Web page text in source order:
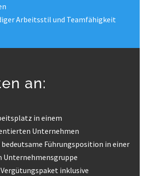
Arbeitsstil und Teamfähigkeit
an:
in einem
Unternehmen
Führungsposition in einer
Unternehmensgruppe
inklusive